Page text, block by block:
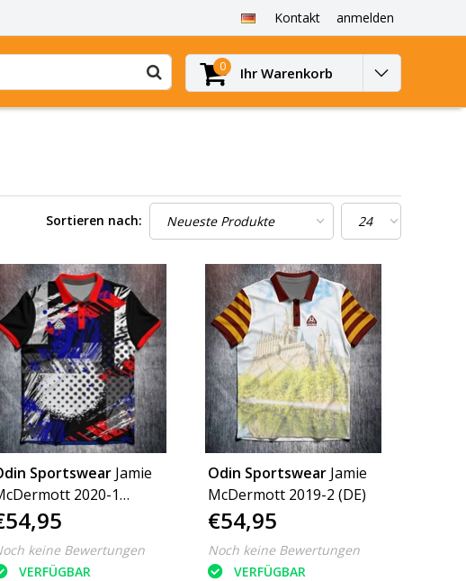
Kontakt anmelden
0 Ihr Warenkorb
Sortieren nach:
Sportswear Jamie
2020-1
(DE)
keine Bewertungen
VERFÜGBAR
Odin Sportswear Jamie
McDermott 2019-2 (DE)
€54,95
Noch keine Bewertungen
VERFÜGBAR